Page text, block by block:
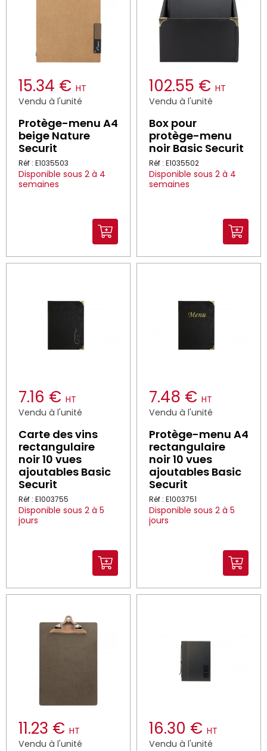
15.34 € HT
Vendu à l'unité
Protège-menu A4
beige Nature
Securit
Réf : E1035503
Disponible sous 2 à 4
semaines
102.55 € HT
Vendu à l'unité
Box pour
protège-menu
noir Basic Securit
Réf : E1035502
Disponible sous 2 à 4
semaines
7.16 € HT
Vendu à l'unité
Carte des vins
rectangulaire
noir 10 vues
ajoutables Basic
Securit
Réf : E1003755
Disponible sous 2 à 5
jours
7.48 € HT
Vendu à l'unité
Protège-menu A4
rectangulaire
noir 10 vues
ajoutables Basic
Securit
Réf : E1003751
Disponible sous 2 à 5
jours
11.23 € HT
Vendu à l'unité
16.30 € HT
Vendu à l'unité